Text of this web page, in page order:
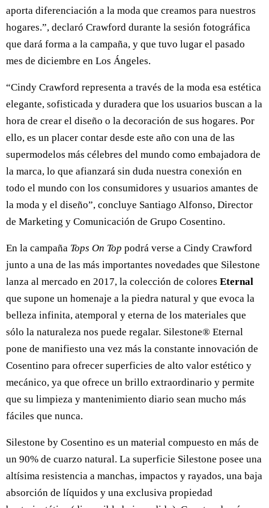
aporta diferenciación a la moda que creamos para nuestros
hogares.”, declaró Crawford durante la sesión fotográfica
que dará forma a la campaña, y que tuvo lugar el pasado
mes de diciembre en Los Ángeles.
“Cindy Crawford representa a través de la moda esa estética
elegante, sofisticada y duradera que los usuarios buscan a la
hora de crear el diseño o la decoración de sus hogares. Por
ello, es un placer contar desde este año con una de las
supermodelos más célebres del mundo como embajadora de
la marca, lo que afianzará sin duda nuestra conexión en
todo el mundo con los consumidores y usuarios amantes de
la moda y el diseño”, concluye Santiago Alfonso, Director
de Marketing y Comunicación de Grupo Cosentino.
En la campaña Tops On Top podrá verse a Cindy Crawford
junto a una de las más importantes novedades que Silestone
lanza al mercado en 2017, la colección de colores Eternal
que supone un homenaje a la piedra natural y que evoca la
belleza infinita, atemporal y eterna de los materiales que
sólo la naturaleza nos puede regalar. Silestone® Eternal
pone de manifiesto una vez más la constante innovación de
Cosentino para ofrecer superficies de alto valor estético y
mecánico, ya que ofrece un brillo extraordinario y permite
que su limpieza y mantenimiento diario sean mucho más
fáciles que nunca.
Silestone by Cosentino es un material compuesto en más de
un 90% de cuarzo natural. La superficie Silestone posee una
altísima resistencia a manchas, impactos y rayados, una baja
absorción de líquidos y una exclusiva propiedad